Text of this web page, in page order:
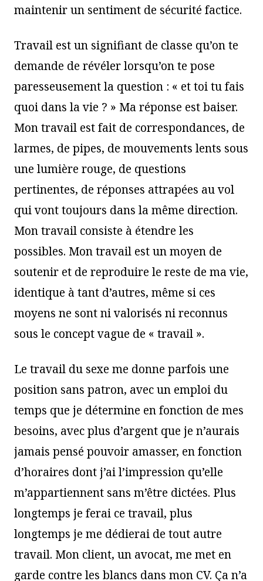
maintenir un sentiment de sécurité factice.
Travail est un signifiant de classe qu’on te
demande de révéler lorsqu’on te pose
paresseusement la question : « et toi tu fais
quoi dans la vie ? » Ma réponse est baiser.
Mon travail est fait de correspondances, de
larmes, de pipes, de mouvements lents sous
une lumière rouge, de questions
pertinentes, de réponses attrapées au vol
qui vont toujours dans la même direction.
Mon travail consiste à étendre les
possibles. Mon travail est un moyen de
soutenir et de reproduire le reste de ma vie,
identique à tant d’autres, même si ces
moyens ne sont ni valorisés ni reconnus
sous le concept vague de « travail ».
Le travail du sexe me donne parfois une
position sans patron, avec un emploi du
temps que je détermine en fonction de mes
besoins, avec plus d’argent que je n’aurais
jamais pensé pouvoir amasser, en fonction
d’horaires dont j’ai l’impression qu’elle
m’appartiennent sans m’être dictées. Plus
longtemps je ferai ce travail, plus
longtemps je me dédierai de tout autre
travail. Mon client, un avocat, me met en
garde contre les blancs dans mon CV. Ça n’a